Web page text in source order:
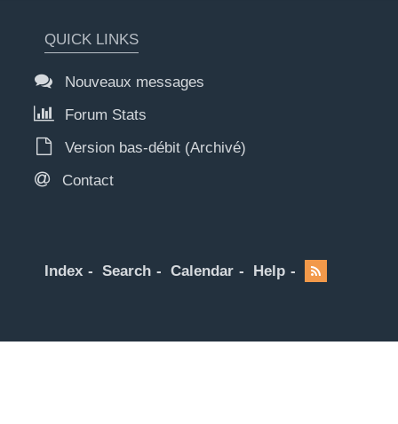
QUICK LINKS
Nouveaux messages
Forum Stats
Version bas-débit (Archivé)
Contact
Index Search Calendar Help